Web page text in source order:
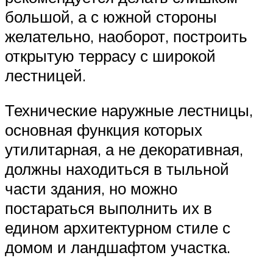
большой, а с южной стороны
желательно, наоборот, построить
открытую террасу с широкой
лестницей.
Технические наружные лестницы,
основная функция которых
утилитарная, а не декоративная,
должны находиться в тыльной
части здания, но можно
постараться выполнить их в
едином архитектурном стиле с
домом и ландшафтом участка.